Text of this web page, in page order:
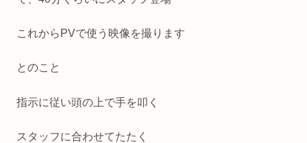
これからPVで使う映像を撮ります
とのこと
指示に従い頭の上で手を叩く
スタッフに合わせてたたく